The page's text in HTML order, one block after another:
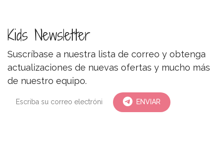
Kids Newsletter
Suscríbase a nuestra lista de correo y obtenga
actualizaciones de nuevas ofertas y mucho más
de nuestro equipo.
ENVIAR